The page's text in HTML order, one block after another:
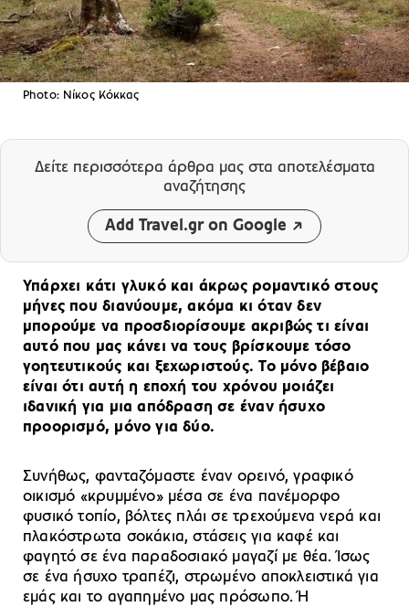
Photo: Νίκος Κόκκας
Δείτε περισσότερα άρθρα μας στα αποτελέσματα
αναζήτησης
Add Travel.gr on Google
Υπάρχει κάτι γλυκό και άκρως ρομαντικό στους
μήνες που διανύουμε, ακόμα κι όταν δεν
μπορούμε να προσδιορίσουμε ακριβώς τι είναι
αυτό που μας κάνει να τους βρίσκουμε τόσο
γοητευτικούς και ξεχωριστούς. Το μόνο βέβαιο
είναι ότι αυτή η εποχή του χρόνου μοιάζει
ιδανική για μια απόδραση σε έναν ήσυχο
προορισμό, μόνο για δύο.
Συνήθως, φανταζόμαστε έναν ορεινό, γραφικό
οικισμό «κρυμμένο» μέσα σε ένα πανέμορφο
φυσικό τοπίο, βόλτες πλάι σε τρεχούμενα νερά και
πλακόστρωτα σοκάκια, στάσεις για καφέ και
φαγητό σε ένα παραδοσιακό μαγαζί με θέα. Ίσως
σε ένα ήσυχο τραπέζι, στρωμένο αποκλειστικά για
εμάς και το αγαπημένο μας πρόσωπο. Ή